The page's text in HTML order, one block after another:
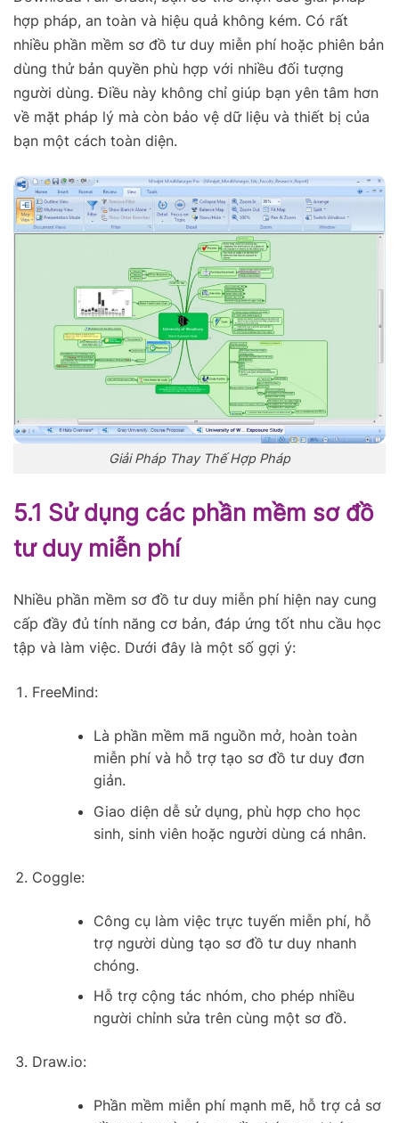
hợp pháp, an toàn và hiệu quả không kém. Có rất
nhiều phần mềm sơ đồ tư duy miễn phí hoặc phiên bản
dùng thử bản quyền phù hợp với nhiều đối tượng
người dùng. Điều này không chỉ giúp bạn yên tâm hơn
về mặt pháp lý mà còn bảo vệ dữ liệu và thiết bị của
bạn một cách toàn diện.
Giải Pháp Thay Thế Hợp Pháp
5.1 Sử dụng các phần mềm sơ đồ
tư duy miễn phí
Nhiều phần mềm sơ đồ tư duy miễn phí hiện nay cung
cấp đầy đủ tính năng cơ bản, đáp ứng tốt nhu cầu học
tập và làm việc. Dưới đây là một số gợi ý:
FreeMind:
Là phần mềm mã nguồn mở, hoàn toàn
miễn phí và hỗ trợ tạo sơ đồ tư duy đơn
giản.
Giao diện dễ sử dụng, phù hợp cho học
sinh, sinh viên hoặc người dùng cá nhân.
Coggle:
Công cụ làm việc trực tuyến miễn phí, hỗ
trợ người dùng tạo sơ đồ tư duy nhanh
chóng.
Hỗ trợ cộng tác nhóm, cho phép nhiều
người chỉnh sửa trên cùng một sơ đồ.
Draw.io:
Phần mềm miễn phí mạnh mẽ, hỗ trợ cả sơ